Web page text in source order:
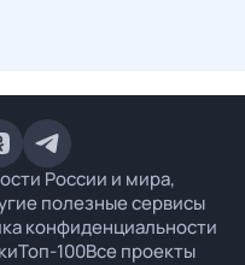
России и мира,
полезные сервисы
конфиденциальности
Топ-100Все проекты